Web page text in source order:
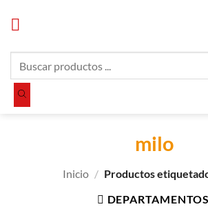
productos
milo
Inicio / Productos
DEPARTAMENTOS